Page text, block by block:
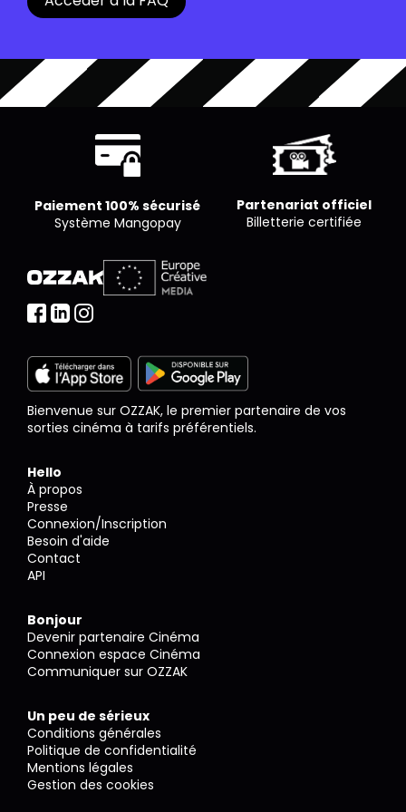
est libre de proposer le nombre de places qu’il
Paiement 100% sécurisé
Système Mangopay
Partenariat officiel
Billetterie certifiée
Bienvenue sur OZZAK, le premier partenaire de vos
sorties cinéma à tarifs préférentiels.
Hello
À propos
Presse
Connexion/Inscription
Besoin d'aide
Contact
API
Bonjour
Devenir partenaire Cinéma
Connexion espace Cinéma
Communiquer sur OZZAK
Un peu de sérieux
Conditions générales
Politique de confidentialité
Mentions légales
Gestion des cookies